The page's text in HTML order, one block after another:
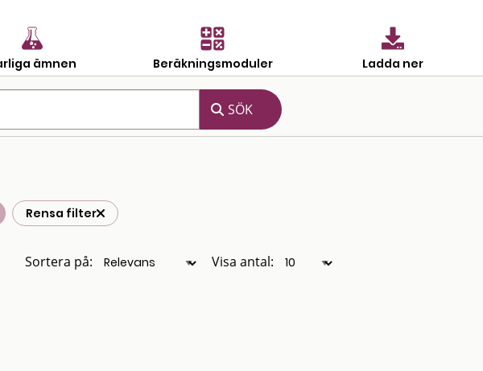
ämnen Beräkningsmoduler Ladda ner
Rensa filter
Sortera på: Visa antal: